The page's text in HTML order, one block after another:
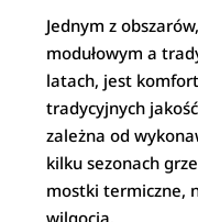
Jednym z
modułowym a
latach, jest
tradycyjnych
zależna od
kilku sezonach
mostki termiczne,
wilgocią.